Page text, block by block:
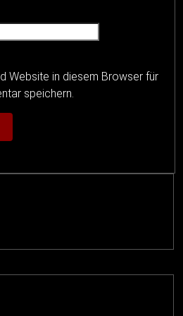
Website in diesem Browser für
speichern.